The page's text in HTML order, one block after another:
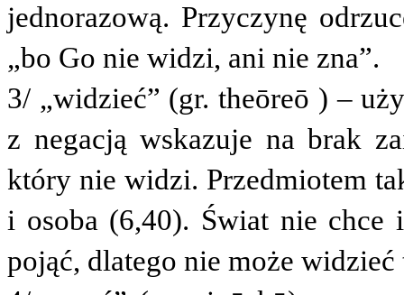
jednorazową. Przyczynę
„bo Go nie widzi, ani nie zna”.
3/ „widzieć” (gr. theōreō ) –
z negacją wskazuje na brak
który nie widzi. Przedmiotem
i osoba (6,40). Świat nie
pojąć, dlatego nie może widzieć